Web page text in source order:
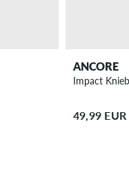
ANCORE
Impact
49,99 EUR